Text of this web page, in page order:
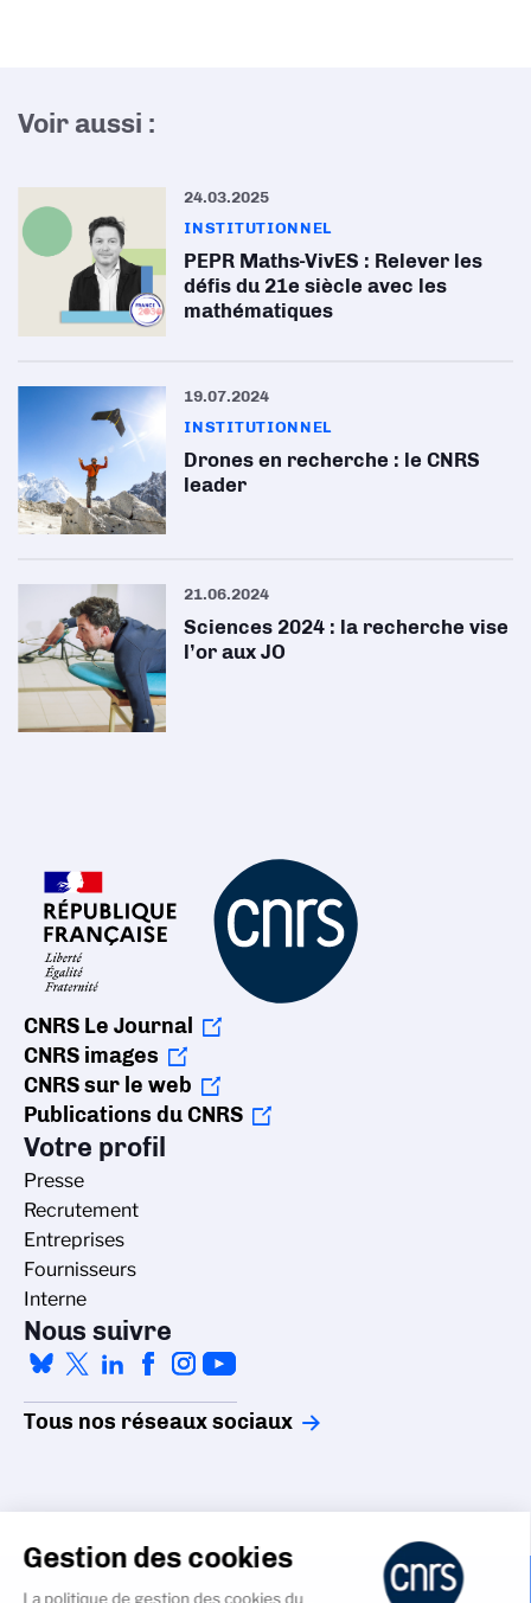
Voir aussi :
24.03.2025
INSTITUTIONNEL
PEPR Maths-VivES : Relever les
défis du 21e siècle avec les
mathématiques
19.07.2024
INSTITUTIONNEL
Drones en recherche : le CNRS
leader
21.06.2024
Sciences 2024 : la recherche vise
l’or aux JO
CNRS Le Journal
CNRS images
CNRS sur le web
Publications du CNRS
Votre profil
Presse
Recrutement
Entreprises
Fournisseurs
Interne
Nous suivre
Tous nos réseaux sociaux
Gestion des cookies
La politique de gestion des cookies du